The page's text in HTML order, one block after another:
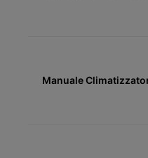
Manuale